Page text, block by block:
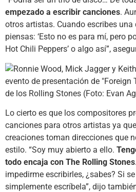
empezado a escribir canciones.
otros artistas. Cuando escribes una
piensas: ‘Esto no es para mí, pero
Hot Chili Peppers’ o algo así”,
Lo cierto es que los compositores
canciones para otros artistas ya
creaciones toman direcciones que
estilo. “Soy muy abierto a ello.
todo encaja con The Rolling Stones
impedirme escribirles, ¿sabes? Si
simplemente escríbela”, dijo